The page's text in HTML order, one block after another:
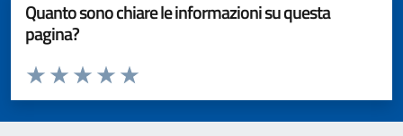
Quanto sono chiare le informazioni su questa
pagina?
Valuta da 1 a 5 stelle la pagina
Valuta 5 stelle su 5
Valuta 4 stelle su 5
Valuta 3 stelle su 5
Valuta 2 stelle su 5
Valuta 1 stelle su 5